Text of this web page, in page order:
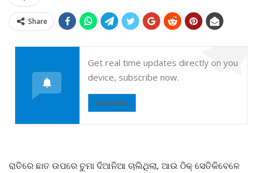
Share
Get real time updates directly on you
device, subscribe now.
Subscribe
ରାତିରେ ଛାତ ଉପରେ ଚୁମା ଦିଆନିଆ ଚାଲିଥିଲା, ଆଉ ଠିକ୍ ସେତିକିବେଳେ